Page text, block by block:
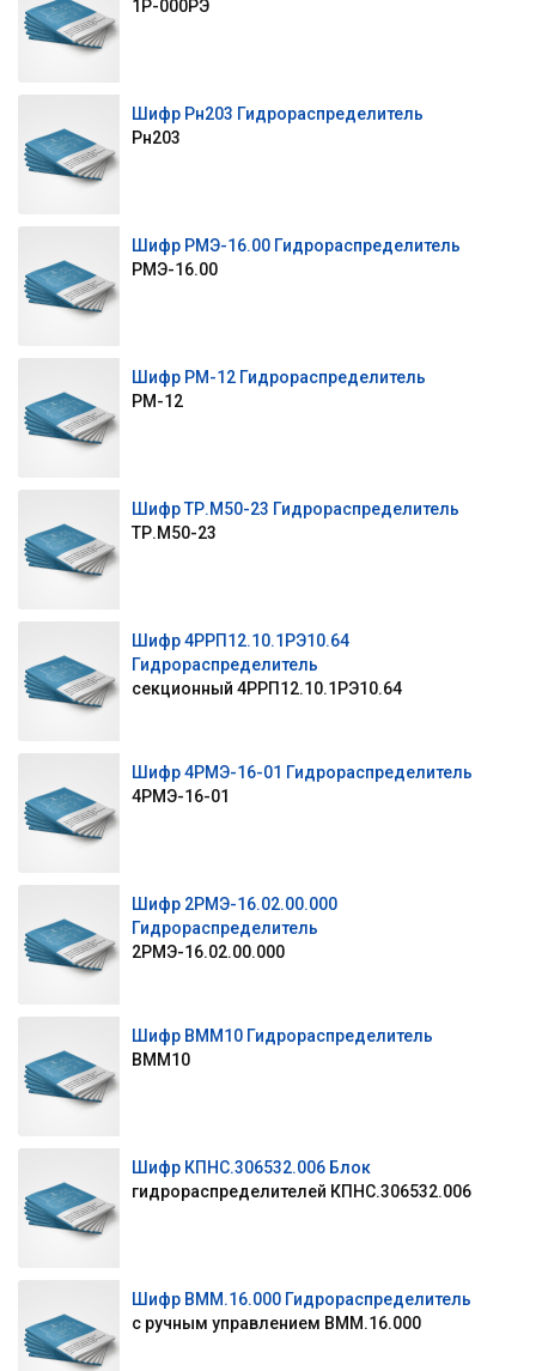
1Р-000РЭ
Шифр Рн203 Гидрораспределитель
Рн203
Шифр РМЭ-16.00 Гидрораспределитель
РМЭ-16.00
Шифр РМ-12 Гидрораспределитель
РМ-12
Шифр ТР.М50-23 Гидрораспределитель
ТР.М50-23
Шифр 4РРП12.10.1РЭ10.64
Гидрораспределитель
секционный 4РРП12.10.1РЭ10.64
Шифр 4РМЭ-16-01 Гидрораспределитель
4РМЭ-16-01
Шифр 2РМЭ-16.02.00.000
Гидрораспределитель
2РМЭ-16.02.00.000
Шифр ВММ10 Гидрораспределитель
ВММ10
Шифр КПНС.306532.006 Блок
гидрораспределителей КПНС.306532.006
Шифр ВММ.16.000 Гидрораспределитель
с ручным управлением ВММ.16.000